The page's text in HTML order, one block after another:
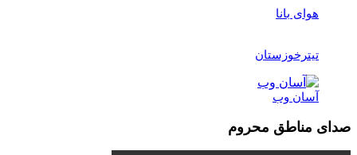
هوای بانا
تیترخوزستان
آسان وب
صدای مناطق محروم